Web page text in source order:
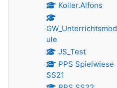
Koller.Alfons
GW_Unterrichtsmod
ule
JS_Test
PPS Spielwiese
SS21